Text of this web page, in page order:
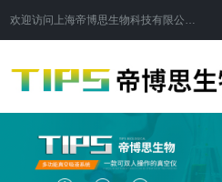
欢迎访问 上海帝博思生物科技有限公司